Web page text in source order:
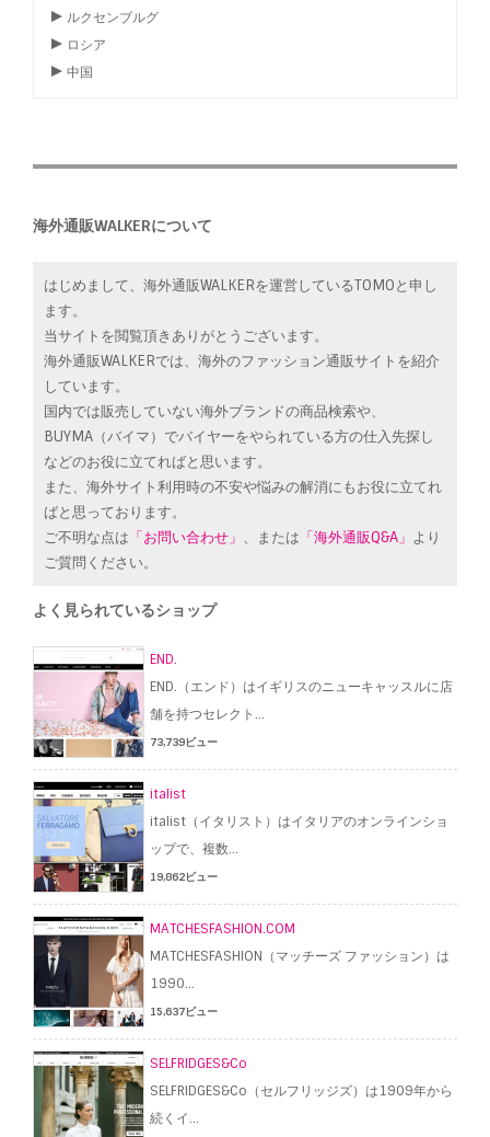
ルクセンブルグ
ロシア
中国
海外通販WALKERについて
はじめまして、海外通販WALKERを運営しているTOMOと申し
ます。
当サイトを閲覧頂きありがとうございます。
海外通販WALKERでは、海外のファッション通販サイトを紹介
しています。
国内では販売していない海外ブランドの商品検索や、
BUYMA（バイマ）でバイヤーをやられている方の仕入先探し
などのお役に立てればと思います。
また、海外サイト利用時の不安や悩みの解消にもお役に立てれ
ばと思っております。
ご不明な点は 「お問い合わせ」 、または 「海外通販Q&A」 より
ご質問ください。
よく見られているショップ
END.
END.（エンド）はイギリスのニューキャッスルに店
舗を持つセレクト...
73,739ビュー
italist
italist（イタリスト）はイタリアのオンラインショ
ップで、複数...
19,862ビュー
MATCHESFASHION.COM
MATCHESFASHION（マッチーズ ファッション）は
1990...
15,637ビュー
SELFRIDGES&Co
SELFRIDGES&Co（セルフリッジズ）は1909年から
続くイ...